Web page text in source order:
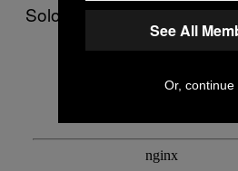
Solo condenar a El
See All
Or, continue